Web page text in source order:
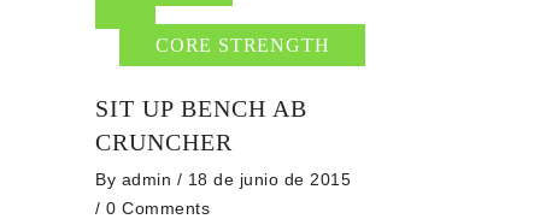
CORE STRENGTH
SIT UP BENCH AB
CRUNCHER
By admin / 18 de junio de 2015
/ 0 Comments